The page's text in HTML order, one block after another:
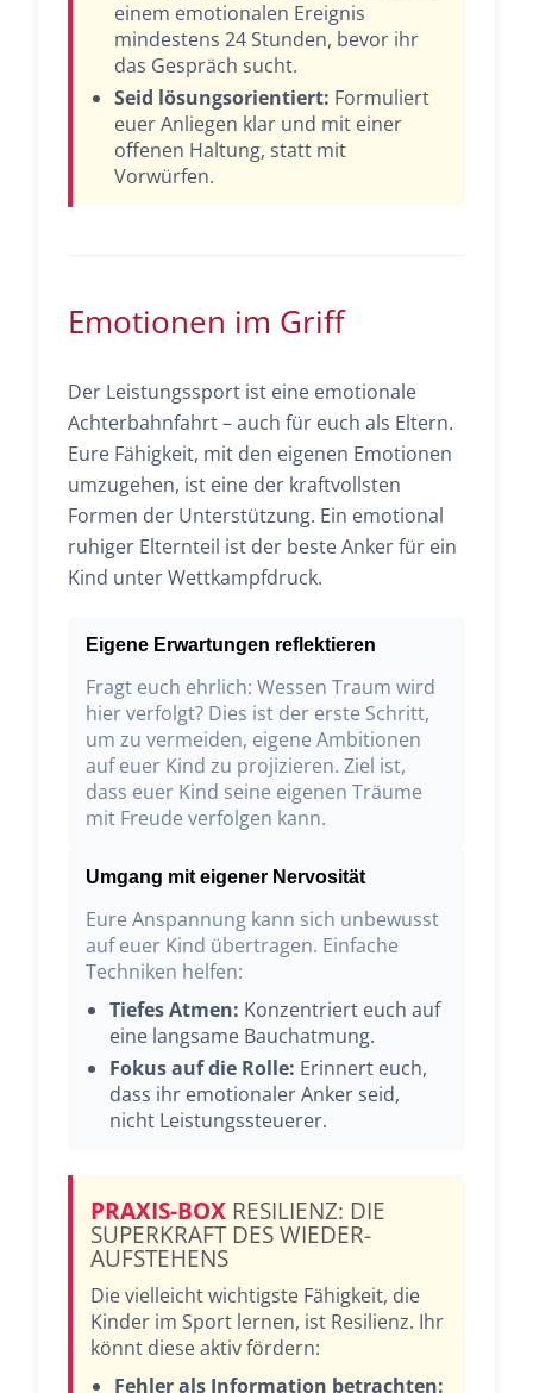
einem emotionalen Ereignis
mindestens 24 Stunden, bevor ihr
das Gespräch sucht.
Seid lösungsorientiert: Formuliert
euer Anliegen klar und mit einer
offenen Haltung, statt mit
Vorwürfen.
Emotionen im Griff
Der Leistungssport ist eine emotionale
Achterbahnfahrt – auch für euch als Eltern.
Eure Fähigkeit, mit den eigenen Emotionen
umzugehen, ist eine der kraftvollsten
Formen der Unterstützung. Ein emotional
ruhiger Elternteil ist der beste Anker für ein
Kind unter Wettkampfdruck.
Eigene Erwartungen reflektieren
Fragt euch ehrlich: Wessen Traum wird
hier verfolgt? Dies ist der erste Schritt,
um zu vermeiden, eigene Ambitionen
auf euer Kind zu projizieren. Ziel ist,
dass euer Kind seine eigenen Träume
mit Freude verfolgen kann.
Umgang mit eigener Nervosität
Eure Anspannung kann sich unbewusst
auf euer Kind übertragen. Einfache
Techniken helfen:
Tiefes Atmen: Konzentriert euch auf
eine langsame Bauchatmung.
Fokus auf die Rolle: Erinnert euch,
dass ihr emotionaler Anker seid,
nicht Leistungssteuerer.
PRAXIS-BOXRESILIENZ: DIE
SUPERKRAFT DES WIEDER-
AUFSTEHENS
Die vielleicht wichtigste Fähigkeit, die
Kinder im Sport lernen, ist Resilienz. Ihr
könnt diese aktiv fördern:
Fehler als Information betrachten: